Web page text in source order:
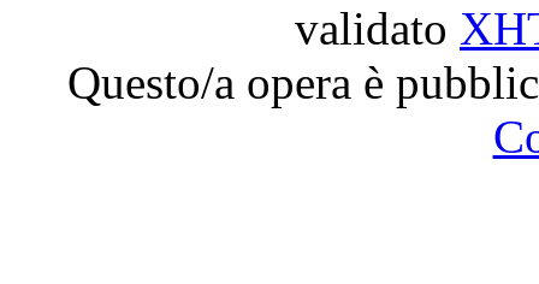
validato
Questo/a opera è